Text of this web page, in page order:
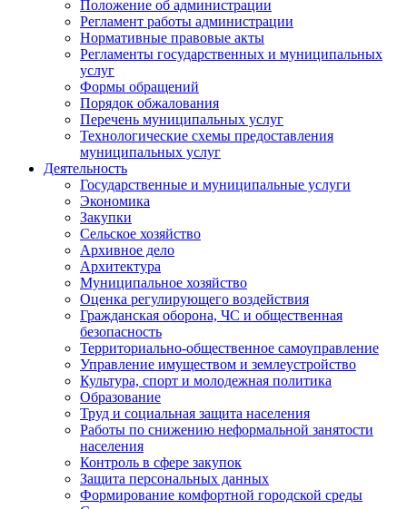
Положение об администрации
Регламент работы администрации
Нормативные правовые акты
Регламенты государственных и муниципальных
услуг
Формы обращений
Порядок обжалования
Перечень муниципальных услуг
Технологические схемы предоставления
муниципальных услуг
Деятельность
Государственные и муниципальные услуги
Экономика
Закупки
Сельское хозяйство
Архивное дело
Архитектура
Муниципальное хозяйство
Оценка регулирующего воздействия
Гражданская оборона, ЧС и общественная
безопасность
Территориально-общественное самоуправление
Управление имуществом и землеустройство
Культура, спорт и молодежная политика
Образование
Труд и социальная защита населения
Работы по снижению неформальной занятости
населения
Контроль в сфере закупок
Защита персональных данных
Формирование комфортной городской среды